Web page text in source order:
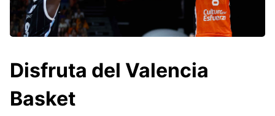
Disfruta del Valencia
Basket